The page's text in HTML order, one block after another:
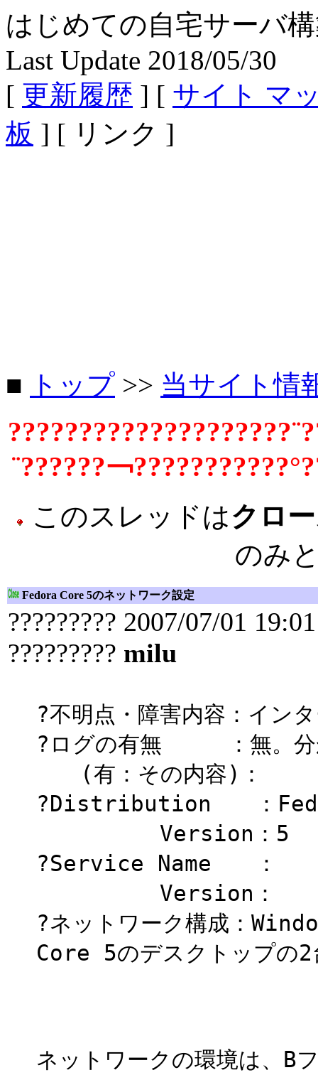
はじめての自宅サーバ構
Last Update 2018/05/30
[ 更新履歴 ] [ サイト マ
板 ] [ リンク ]
■ トップ >> 当サイト情
¨??????￢
このスレッドはクロ
のみ
Fedora Core 5のネットワーク設定
????????? 2007/07/01 19:01
????????? milu
?不明点・障害内容：イン
?ログの有無 ：無。分
(有：その内容)：
?Distribution ：
Version：5
?Service Name ：
Version：
?ネットワーク構成：
Core 5のデスクトップの2
ネットワークの環境は、B